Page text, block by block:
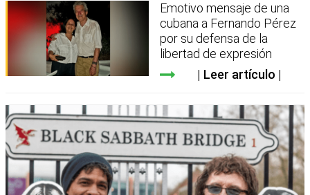
Emotivo mensaje de una
cubana a Fernando Pérez
por su defensa de la
libertad de expresión
Leer artículo